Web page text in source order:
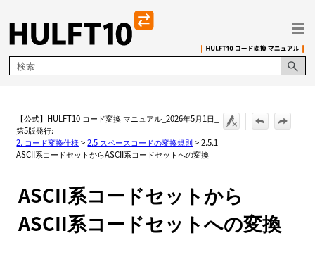
メイン コンテンツにスキップ
【公式】HULFT10 コード変換 マニュアル_2026年5月1日_
第5版発行:
2. コード変換仕様>2.5 スペースコードの変換規則>2.5.1
ASCII系コードセットからASCII系コードセットへの変換
ASCII系コードセットから
ASCII系コードセットへの変換